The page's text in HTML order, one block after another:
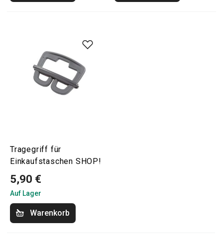
Tragegriff für
Einkaufstaschen SHOP!
5,90 €
Auf Lager
Warenkorb